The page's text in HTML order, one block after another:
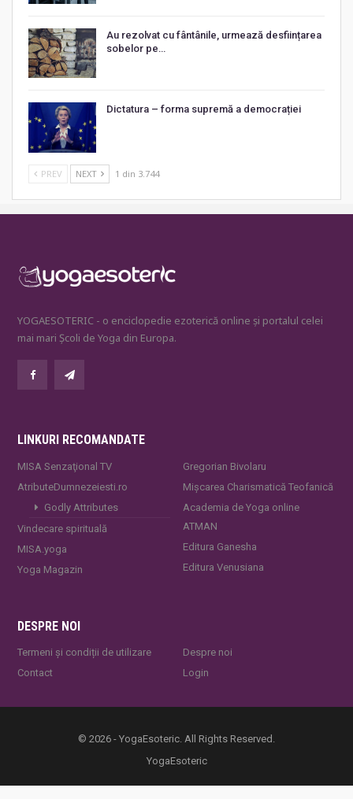
Au rezolvat cu fântânile, urmează desființarea
sobelor pe…
Dictatura – forma supremă a democrației
PREV NEXT 1 din 3.744
YOGAESOTERIC - o enciclopedie ezoterică online și portalul celei
mai mari Școli de Yoga din Europa.
LINKURI RECOMANDATE
MISA Senzaţional TV
AtributeDumnezeiesti.ro
Godly Attributes
Vindecare spirituală
MISA.yoga
Yoga Magazin
Gregorian Bivolaru
Mișcarea Charismatică Teofanică
Academia de Yoga online
ATMAN
Editura Ganesha
Editura Venusiana
DESPRE NOI
Termeni și condiții de utilizare
Contact
Despre noi
Login
© 2026 - YogaEsoteric. All Rights Reserved.
YogaEsoteric